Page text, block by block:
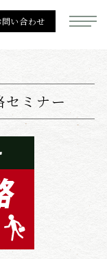
問い合わせ
セミナー